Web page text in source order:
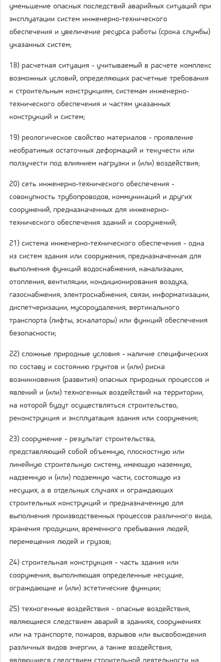
уменьшение опасных последствий аварийных ситуаций при
эксплуатации систем инженерно-технического
обеспечения и увеличение ресурса работы (срока службы)
указанных систем;
18) расчетная ситуация - учитываемый в расчете комплекс
возможных условий, определяющих расчетные требования
к строительным конструкциям, системам инженерно-
технического обеспечения и частям указанных
конструкций и систем;
19) реологическое свойство материалов - проявление
необратимых остаточных деформаций и текучести или
ползучести под влиянием нагрузки и (или) воздействия;
20) сеть инженерно-технического обеспечения -
совокупность трубопроводов, коммуникаций и других
сооружений, предназначенных для инженерно-
технического обеспечения зданий и сооружений;
21) система инженерно-технического обеспечения - одна
из систем здания или сооружения, предназначенная для
выполнения функций водоснабжения, канализации,
отопления, вентиляции, кондиционирования воздуха,
газоснабжения, электроснабжения, связи, информатизации,
диспетчеризации, мусороудаления, вертикального
транспорта (лифты, эскалаторы) или функций обеспечения
безопасности;
22) сложные природные условия - наличие специфических
по составу и состоянию грунтов и (или) риска
возникновения (развития) опасных природных процессов и
явлений и (или) техногенных воздействий на территории,
на которой будут осуществляться строительство,
реконструкция и эксплуатация здания или сооружения;
23) сооружение - результат строительства,
представляющий собой объемную, плоскостную или
линейную строительную систему, имеющую наземную,
надземную и (или) подземную части, состоящую из
несущих, а в отдельных случаях и ограждающих
строительных конструкций и предназначенную для
выполнения производственных процессов различного вида,
хранения продукции, временного пребывания людей,
перемещения людей и грузов;
24) строительная конструкция - часть здания или
сооружения, выполняющая определенные несущие,
ограждающие и (или) эстетические функции;
25) техногенные воздействия - опасные воздействия,
являющиеся следствием аварий в зданиях, сооружениях
или на транспорте, пожаров, взрывов или высвобождения
различных видов энергии, а также воздействия,